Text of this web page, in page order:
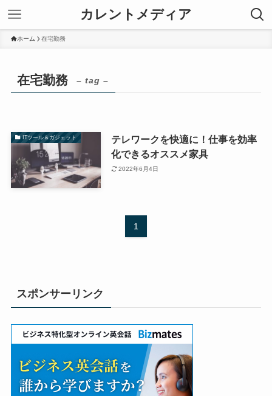
カレントメディア
ホーム 在宅勤務
在宅勤務 – tag –
ITツール＆ガジェット
テレワークを快適に！仕事を効率
化できるオススメ家具
2022年6月4日
1
スポンサーリンク